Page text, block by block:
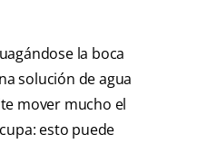
la boca
solución de agua
mover mucho el
esto puede